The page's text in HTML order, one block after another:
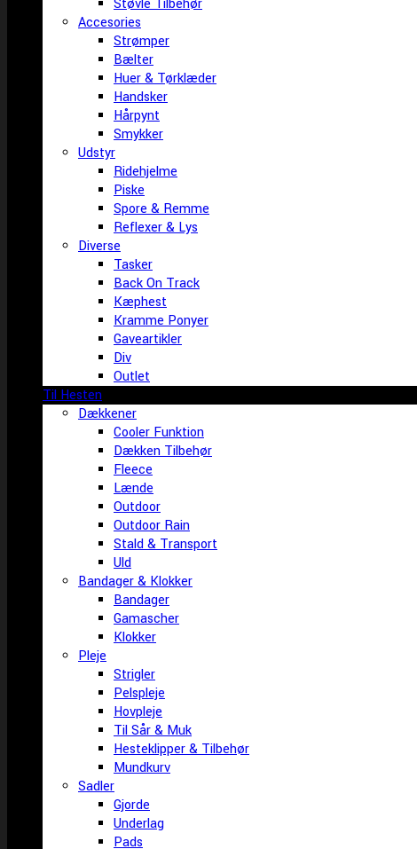
Støvle Tilbehør
Accesories
Strømper
Bælter
Huer & Tørklæder
Handsker
Hårpynt
Smykker
Udstyr
Ridehjelme
Piske
Spore & Remme
Reflexer & Lys
Diverse
Tasker
Back On Track
Kæphest
Kramme Ponyer
Gaveartikler
Div
Outlet
Til Hesten
Dækkener
Cooler Funktion
Dækken Tilbehør
Fleece
Lænde
Outdoor
Outdoor Rain
Stald & Transport
Uld
Bandager & Klokker
Bandager
Gamascher
Klokker
Pleje
Strigler
Pelspleje
Hovpleje
Til Sår & Muk
Hesteklipper & Tilbehør
Mundkurv
Sadler
Gjorde
Underlag
Pads